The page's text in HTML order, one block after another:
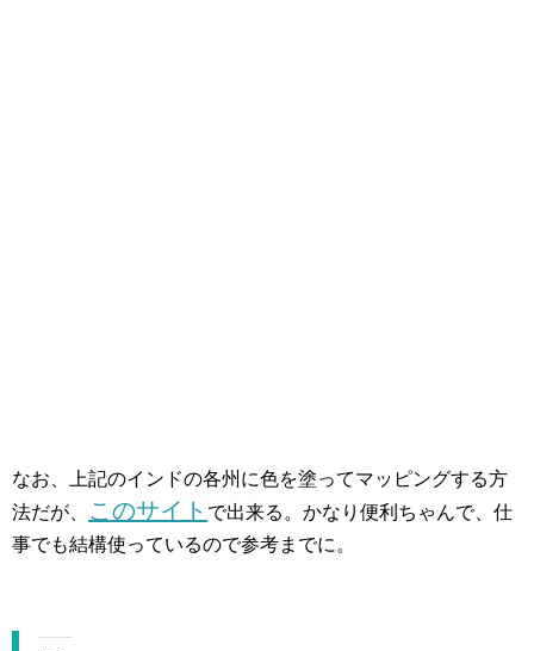
なお、上記のインドの各州に色を塗ってマッピングする方
法だが、
このサイト で出来る。かなり便利ちゃんで、仕
事でも結構使っているので参考までに。